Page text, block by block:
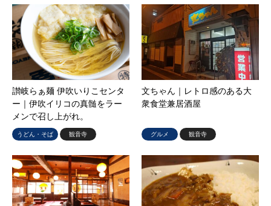
讃岐らぁ麺 伊吹いりこセンタ
ー｜伊吹イリコの真髄をラー
メンで召し上がれ。
うどん・そば 観音寺
文ちゃん｜レトロ感のある大
衆食堂兼居酒屋
グルメ 観音寺